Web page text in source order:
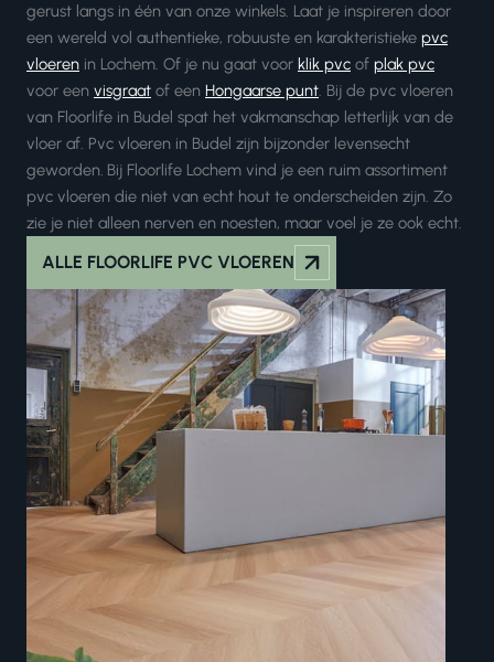
gerust langs in één van onze winkels. Laat je inspireren door
een wereld vol authentieke, robuuste en karakteristieke pvc
vloeren in Lochem. Of je nu gaat voor klik pvc of plak pvc
voor een visgraat of een Hongaarse punt. Bij de pvc vloeren
van Floorlife in Budel spat het vakmanschap letterlijk van de
vloer af. Pvc vloeren in Budel zijn bijzonder levensecht
geworden. Bij Floorlife Lochem vind je een ruim assortiment
pvc vloeren die niet van echt hout te onderscheiden zijn. Zo
zie je niet alleen nerven en noesten, maar voel je ze ook echt.
ALLE FLOORLIFE PVC VLOEREN